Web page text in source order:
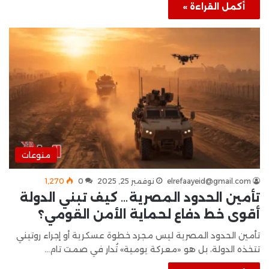
أكمل القراءة »
منوعات
elrefaayeid@gmail.com نوفمبر 25, 2025 0 1٬270
تأمين الحدود المصرية… كيف تبني الدولة
أقوى خط دفاع لحماية الأمن القومي؟
تأمين الحدود المصرية ليس مجرد خطوة عسكرية أو إجراء روتيني
تتخذه الدولة، بل هو «معركة يومية» تُدار في صمت تام…